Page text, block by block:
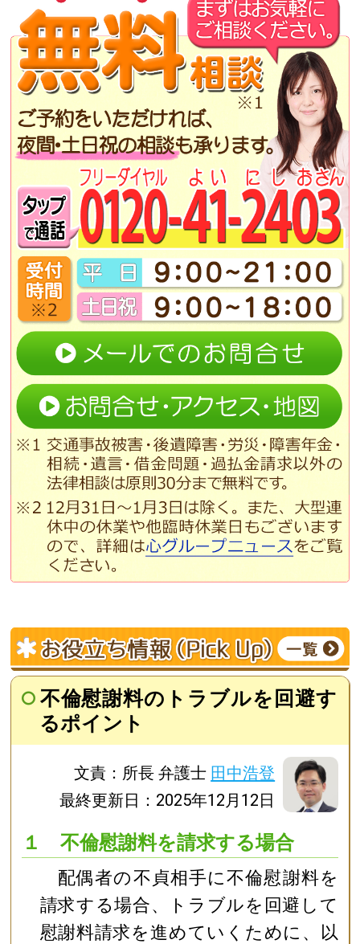
不倫慰謝料のトラブルを回避す
るポイント
文責：所長 弁護士 田中浩登
最終更新日：2025年12月12日
１ 不倫慰謝料を請求する場合
配偶者の不貞相手に不倫慰謝料を
請求する場合、トラブルを回避して
慰謝料請求を進めていくために、以